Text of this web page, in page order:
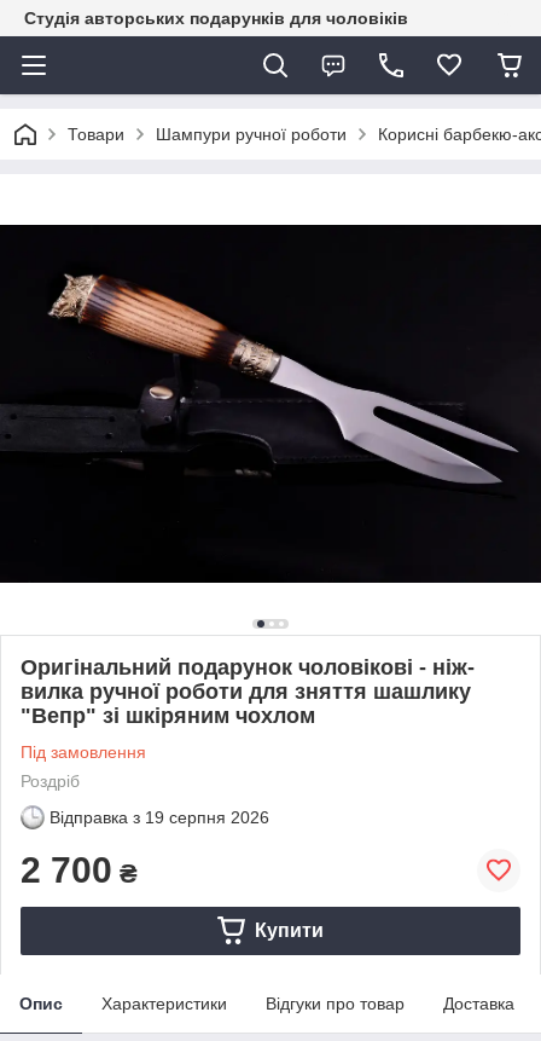
Студія авторських подарунків для чоловіків
Товари Шампури ручної роботи Корисні барбекю-
Оригінальний подарунок чоловікові - ніж-
вилка ручної роботи для зняття шашлику
"Вепр" зі шкіряним чохлом
Під замовлення
Роздріб
Відправка з 19 серпня 2026
2 700 ₴
Купити
Опис Характеристики Відгуки про товар Доставка